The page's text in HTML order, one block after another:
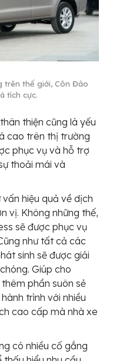
trên thế giới, Côn Đảo
tích cực.
thiện cũng là yếu
cao trên thị trường
phục vụ và hỗ trợ
thoải mái và
hiệu quả về dịch
vị. Không những thế,
sẽ được phục vụ
như tất cả các
sinh sẽ được giải
Giúp cho
phần suôn sẻ
trình với nhiều
cao cấp mà nhà xe
có nhiều cố gắng